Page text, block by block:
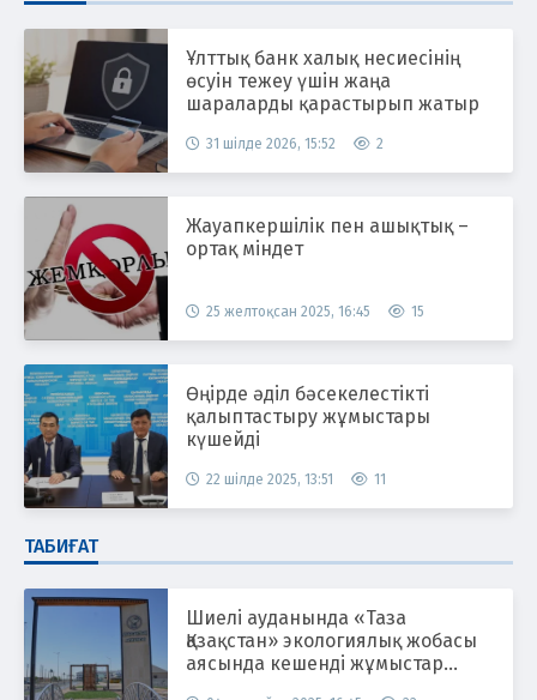
Ұлттық банк халық несиесінің
өсуін тежеу үшін жаңа
шараларды қарастырып жатыр
31 шілде 2026, 15:52 2
Жауапкершілік пен ашықтық –
ортақ міндет
25 желтоқсан 2025, 16:45 15
Өңірде әділ бәсекелестікті
қалыптастыру жұмыстары
күшейді
22 шілде 2025, 13:51 11
ТАБИҒАТ
Шиелі ауданында «Таза
Қазақстан» экологиялық жобасы
аясында кешенді жұмыстар